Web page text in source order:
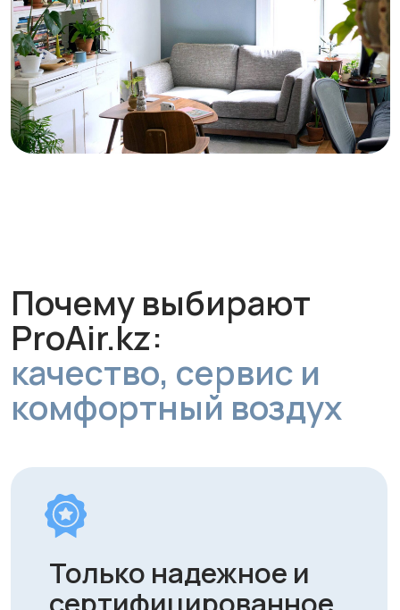
Опытные специалисты установят и
настроят систему так, чтобы она
сразу работала на максимальную
эффективность.
Профессиональный
монтаж для
безупречной работы
Персональный
подбор решения под
ваше помещение